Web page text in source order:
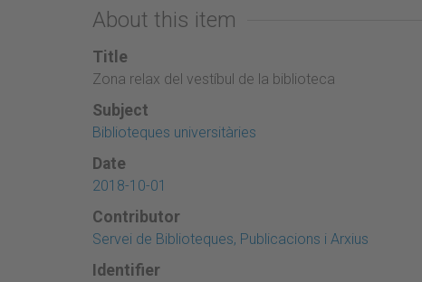
About this item
Title
Zona relax del vestíbul de la biblioteca
Subject
Biblioteques universitàries
Date
2018-10-01
Contributor
Servei de Biblioteques, Publicacions i Arxius
Identifier